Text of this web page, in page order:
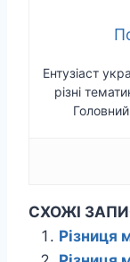
Ентузіаст
різні
СХОЖІ
Різниця